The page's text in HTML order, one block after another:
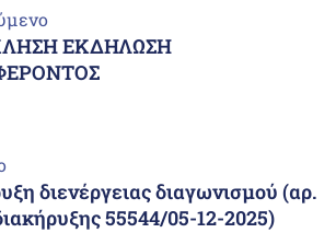
ΕΚΔΗΛΩΣΗ
διενέργειας διαγωνισμού (αρ.
55544/05-12-2025)